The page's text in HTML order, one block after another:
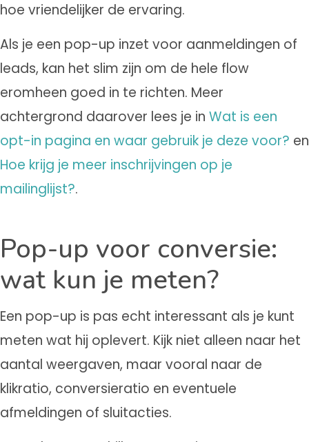
hoe vriendelijker de ervaring.
Als je een pop-up inzet voor aanmeldingen of
leads, kan het slim zijn om de hele flow
eromheen goed in te richten. Meer
achtergrond daarover lees je in Wat is een
opt-in pagina en waar gebruik je deze voor? en
Hoe krijg je meer inschrijvingen op je
mailinglijst?.
Pop-up voor conversie:
wat kun je meten?
Een pop-up is pas echt interessant als je kunt
meten wat hij oplevert. Kijk niet alleen naar het
aantal weergaven, maar vooral naar de
klikratio, conversieratio en eventuele
afmeldingen of sluitacties.